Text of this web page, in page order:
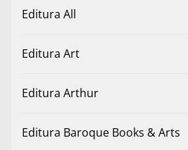
Editura All
Editura Art
Editura Arthur
Editura Baroque Books & Arts